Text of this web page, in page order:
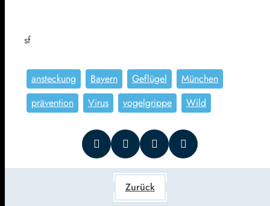
sf
ansteckung Bayern Geflügel
München
prävention
Virus vogelgrippe Wild
Zurück